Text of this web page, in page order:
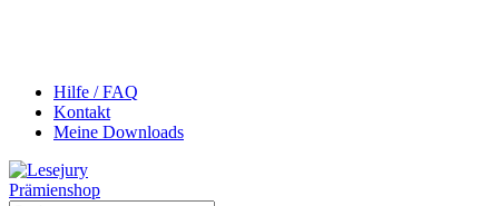
Hilfe / FAQ
Kontakt
Meine Downloads
Prämienshop